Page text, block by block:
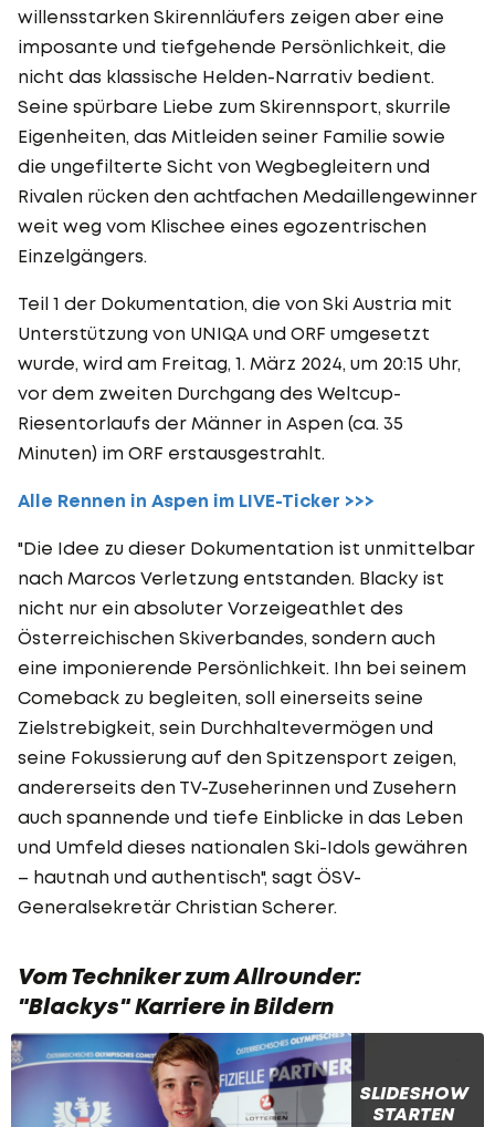
willensstarken Skirennläufers zeigen aber eine
imposante und tiefgehende Persönlichkeit, die
nicht das klassische Helden-Narrativ bedient.
Seine spürbare Liebe zum Skirennsport, skurrile
Eigenheiten, das Mitleiden seiner Familie sowie
die ungefilterte Sicht von Wegbegleitern und
Rivalen rücken den achtfachen Medaillengewinner
weit weg vom Klischee eines egozentrischen
Einzelgängers.
Teil 1 der Dokumentation, die von Ski Austria mit
Unterstützung von UNIQA und ORF umgesetzt
wurde, wird am Freitag, 1. März 2024, um 20:15 Uhr,
vor dem zweiten Durchgang des Weltcup-
Riesentorlaufs der Männer in Aspen (ca. 35
Minuten) im ORF erstausgestrahlt.
Alle Rennen in Aspen im LIVE-Ticker >>>
"Die Idee zu dieser Dokumentation ist unmittelbar
nach Marcos Verletzung entstanden. Blacky ist
nicht nur ein absoluter Vorzeigeathlet des
Österreichischen Skiverbandes, sondern auch
eine imponierende Persönlichkeit. Ihn bei seinem
Comeback zu begleiten, soll einerseits seine
Zielstrebigkeit, sein Durchhaltevermögen und
seine Fokussierung auf den Spitzensport zeigen,
andererseits den TV-Zuseherinnen und Zusehern
auch spannende und tiefe Einblicke in das Leben
und Umfeld dieses nationalen Ski-Idols gewähren
– hautnah und authentisch", sagt ÖSV-
Generalsekretär Christian Scherer.
Vom Techniker zum Allrounder:
"Blackys" Karriere in Bildern
SLIDESHOW
STARTEN